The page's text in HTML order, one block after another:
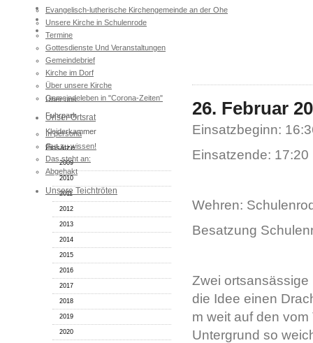
Evangelisch-lutherische Kirchengemeinde an der Ohe
Unsere Kirche in Schulenrode
Termine
Gottesdienste Und Veranstaltungen
Gemeindebrief
Kirche im Dorf
Über unsere Kirche
Gemeindeleben in "Corona-Zeiten"
Unser Ortsrat
In persona
Gut zu wissen!
Das steht an:
Abgehakt
Unsere Teichtröten
Unsere Feuerwehr
Über uns
Fuhrpark
Kleiderkammer
Einsätze
2009
2010
2011
2012
2013
2014
2015
2016
2017
2018
2019
2020
26. Februar
Einsatzbeginn:
Einsatzende: 17:20
Wehren:
Besatzung
Zwei
die Idee einen
m weit auf den
Untergrund so